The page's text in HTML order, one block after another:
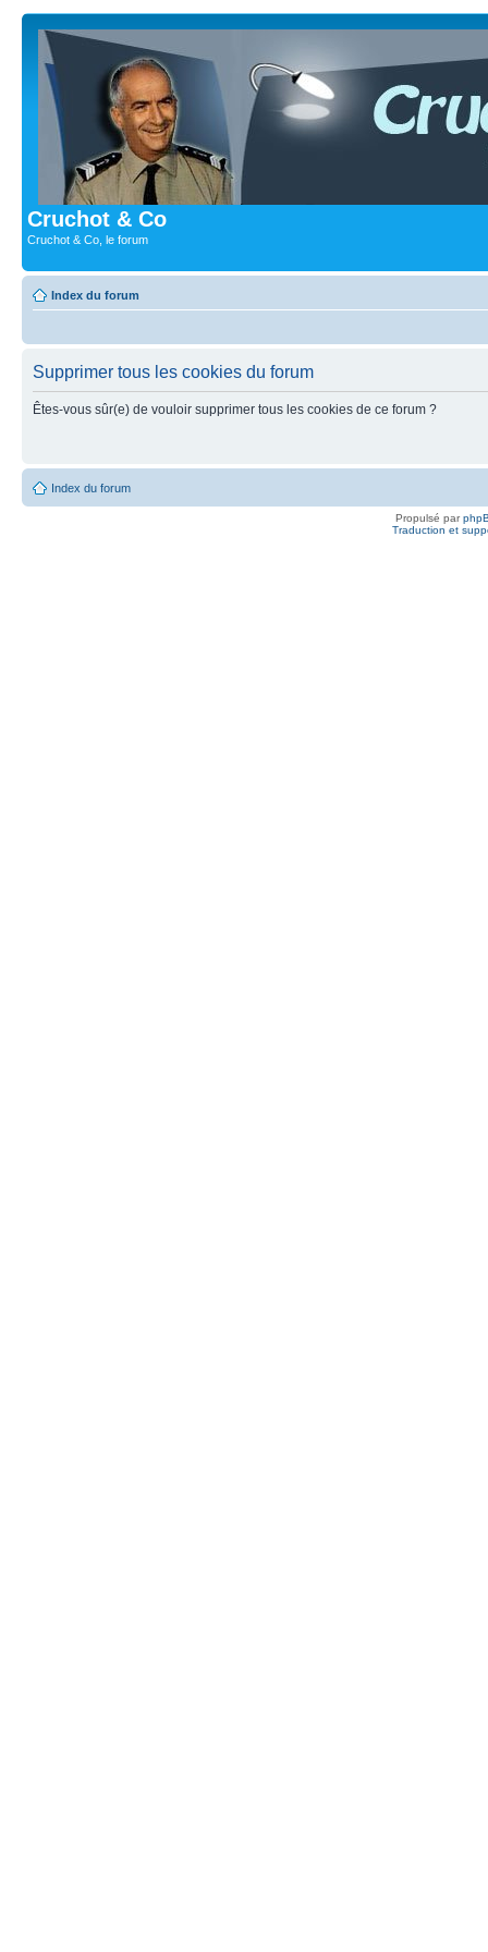
Cruchot & Co
Cruchot & Co, le forum
Index du forum
Supprimer tous les cookies du forum
Êtes-vous sûr(e) de vouloir supprimer tous les cookies de ce forum ?
Index du forum
Propulsé par
Traduction et